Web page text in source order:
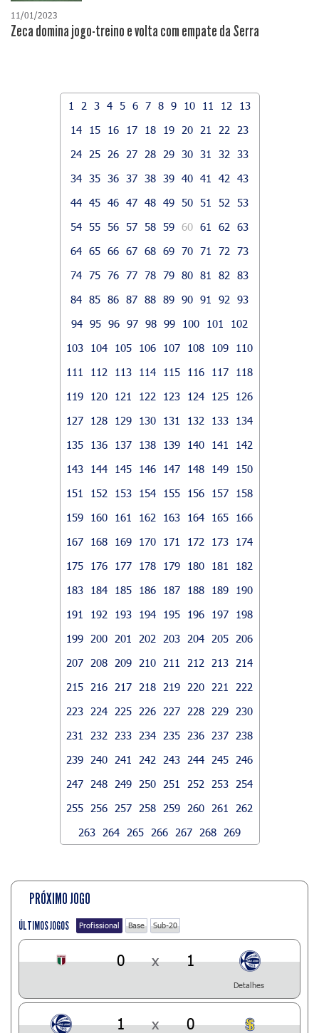
11/01/2023
Zeca domina jogo-treino e volta com empate da Serra
1 2 3 4 5 6 7 8 9 10 11 12
13
14
15 16 17 18 19 20 21 22
23
24
25 26 27 28 29 30 31 32
33
34 35 36 37 38 39 40 41 42
43
44 45 46 47 48 49 50 51 52
53
54 55 56 57 58 59 60 61 62
63
64 65 66 67 68 69 70 71 72
73
74 75 76 77 78 79 80 81 82
83
84 85 86 87 88 89 90 91 92
93
94 95 96 97 98 99 100 101
102
103
104 105 106 107 108 109
110
111
112 113 114 115 116 117
118
119
120 121 122 123 124 125
126
127
128 129 130 131 132 133
134
135
136 137 138 139 140 141
142
143
144 145 146 147 148 149
150
151
152 153 154 155 156 157
158
159
160 161 162 163 164 165
166
167
168 169 170 171 172 173
174
175
176 177 178 179 180 181
182
183
184 185 186 187 188 189
190
191
192 193 194 195 196 197
198
199
200 201 202 203 204 205
206
207
208 209 210 211 212 213
214
215
216 217 218 219 220 221
222
223
224 225 226 227 228 229
230
231
232 233 234 235 236 237
238
239
240 241 242 243 244 245
246
247
248 249 250 251 252 253
254
255
256 257 258 259 260 261
262
263
264 265 266 267 268 269
PRÓXIMO JOGO
ÚLTIMOS JOGOS Profissional Base Sub-20
0 x 1
Detalhes
1 x 0